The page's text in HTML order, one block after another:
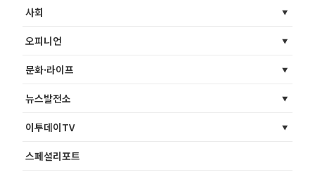
사회
오피니언
문화·라이프
뉴스발전소
이투데이TV
스페셜리포트